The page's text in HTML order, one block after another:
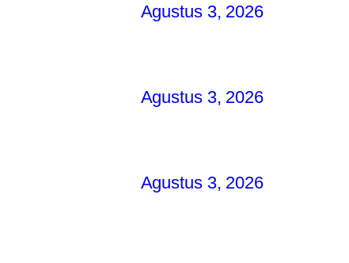
Agustus 3, 2026
Agustus 3, 2026
Agustus 3, 2026